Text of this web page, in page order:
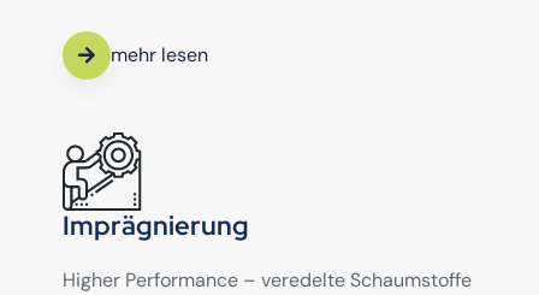
mehr lesen
Imprägnierung
Higher Performance – veredelte Schaumstoffe